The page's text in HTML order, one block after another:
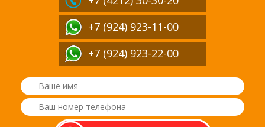
+7 (924) 923-11-00
+7 (924) 923-22-00